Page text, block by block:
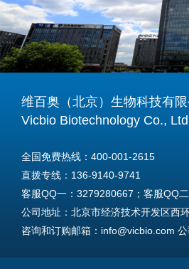
维百奥（北京）生物科技有限
Vicbio Biotechnology Co.,
全国免费热线：400-001-2615
直拨专线：136-9140-9741
客服QQ一：3279280667；客服QQ
公司地址：北京市经济技术开发区西
咨询和订购邮箱：info@vicbio.com